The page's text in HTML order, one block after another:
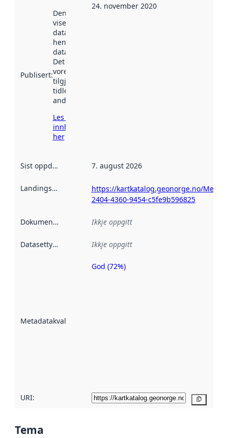
Publisert:
Denne datoen
viser når
datasettet vart
henta inn av
data.norge.no.
Det kan ha
vore
tilgjengeleg
tidlegare
andre stader.
Les meir om
innhenting
her
24. november 2020
Sist oppdatert 7. august 2026
Landingsside
https://kartkatalog.geonorge.no/
2404-4360-9454-c5fe9b596825
Dokumentasjon Ikkje oppgitt
Datasettype Ikkje oppgitt
Metadatakvalitet
Metadatakvalitet
God (72%)
URI:
Tema